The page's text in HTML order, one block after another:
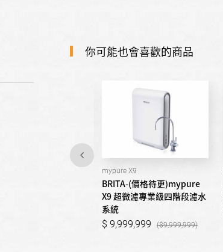
你可能也會喜歡的商品
mypure X9
BRITA-(價格待更)mypure
X9 超微濾專業級四階段濾水
系統
9,999,999 9,999,999